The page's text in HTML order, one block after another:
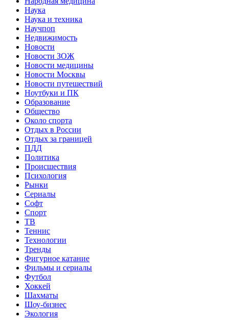
Наука
Наука и техника
Научпоп
Недвижимость
Новости
Новости ЗОЖ
Новости медицины
Новости Москвы
Новости путешествий
Ноутбуки и ПК
Образование
Общество
Около спорта
Отдых в России
Отдых за границей
ПДД
Политика
Происшествия
Психология
Рынки
Сериалы
Софт
Спорт
ТВ
Теннис
Технологии
Тренды
Фигурное катание
Фильмы и сериалы
Футбол
Хоккей
Шахматы
Шоу-бизнес
Экология